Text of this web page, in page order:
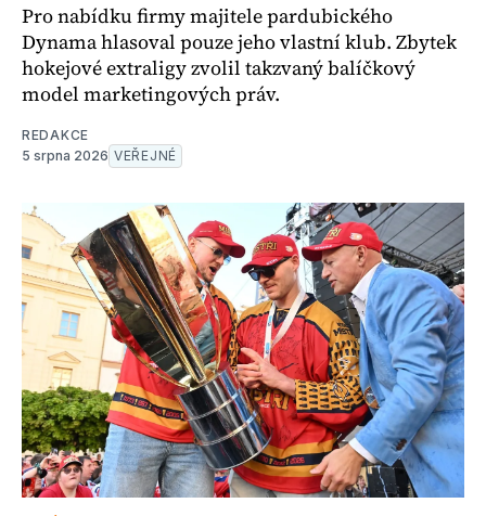
Pro nabídku firmy majitele pardubického
Dynama hlasoval pouze jeho vlastní klub. Zbytek
hokejové extraligy zvolil takzvaný balíčkový
model marketingových práv.
REDAKCE
5 srpna 2026 VEŘEJNÉ